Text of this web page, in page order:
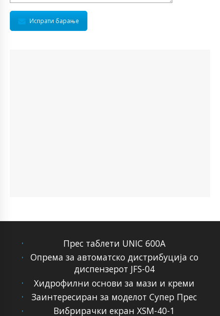
Испрати барање
Прес таблети UNIC 600A
Опрема за автоматско дистрибуција со
диспензерот JFS-04
Хидрофилни основи за мази и креми
Заинтересиран за моделот Супер Прес
Вибрирачки екран XSM-40-1